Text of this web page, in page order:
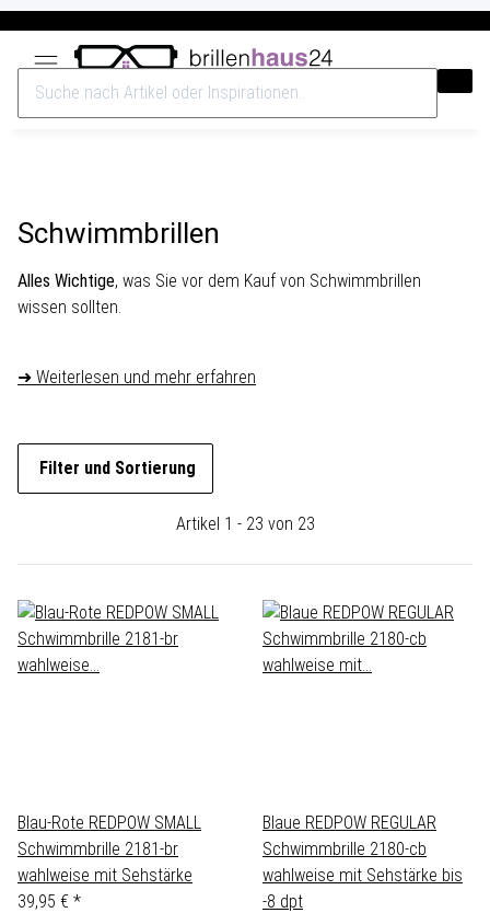
Schwimmbrillen
Alles Wichtige, was Sie vor dem Kauf von Schwimmbrillen
wissen sollten.
➜ Weiterlesen und mehr erfahren
Filter und Sortierung
Artikel 1 - 23 von 23
Blau-Rote REDPOW SMALL
Schwimmbrille 2181-br
wahlweise mit Sehstärke
39,95 € *
Blaue REDPOW REGULAR
Schwimmbrille 2180-cb
wahlweise mit Sehstärke bis
-8 dpt